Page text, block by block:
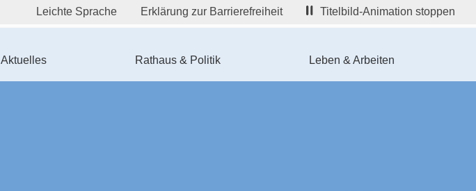
Leichte Sprache Erklärung zur Barrierefreiheit Titelbild-Animation stoppen
Aktuelles Rathaus & Politik Leben & Arbeiten